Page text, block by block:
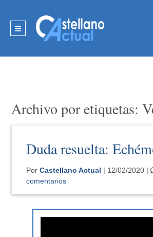
Archivo por etiquetas:
Duda resuelta:
PorCastellano Actual | 12/02/2020 |
comentarios